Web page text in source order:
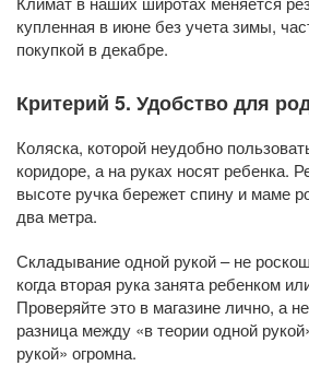
купленная в июне без учета зимы,
покупкой в декабре.
Критерий 5. Удобство для
Коляска, которой неудобно
коридоре, а на руках носят ребенка.
высоте ручка бережет спину и маме
два метра.
Складывание одной рукой – не
когда вторая рука занята ребенком
Проверяйте это в магазине лично, а
разница между «в теории одной
рукой» огромна.